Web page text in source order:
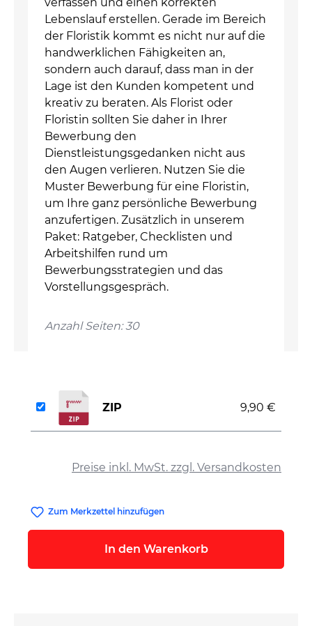
Lebenslauf erstellen. Gerade im Bereich
der Floristik kommt es nicht nur auf die
handwerklichen Fähigkeiten an,
sondern auch darauf, dass man in der
Lage ist den Kunden kompetent und
kreativ zu beraten. Als Florist oder
Floristin sollten Sie daher in Ihrer
Bewerbung den
Dienstleistungsgedanken nicht aus
den Augen verlieren. Nutzen Sie die
Muster Bewerbung für eine Floristin,
um Ihre ganz persönliche Bewerbung
anzufertigen. Zusätzlich in unserem
Paket: Ratgeber, Checklisten und
Arbeitshilfen rund um
Bewerbungsstrategien und das
Vorstellungsgespräch.
Anzahl Seiten: 30
Preise inkl. MwSt. zzgl. Versandkosten
ZIP 9,90 €
Zum Merkzettel hinzufügen
In den Warenkorb